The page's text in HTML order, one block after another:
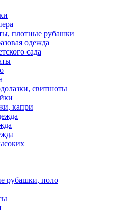
плотные рубашки
одежда
сада
свитшоты
капри
рубашки, поло